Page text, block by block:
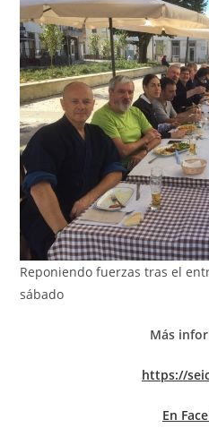
Reponiendo fuerzas tras el
sábado
Más
https://
En